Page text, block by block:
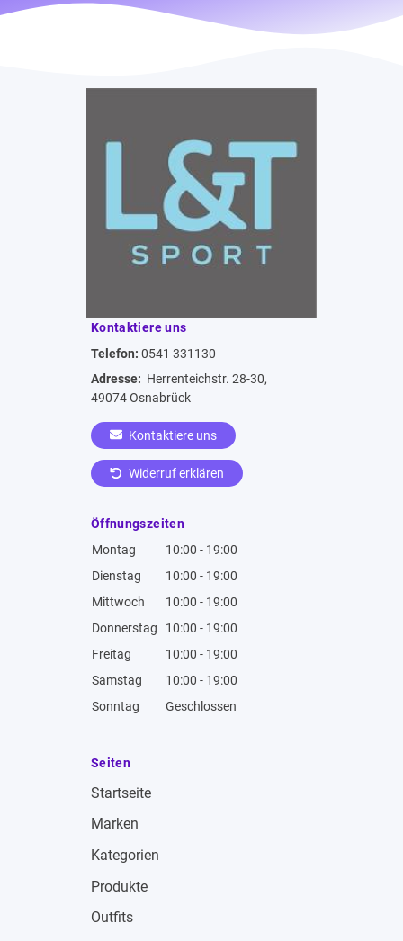
Kontaktiere uns
Telefon: 0541 331130
Adresse: Herrenteichstr. 28-30,
49074 Osnabrück
Kontaktiere uns
Widerruf erklären
Öffnungszeiten
Montag
10:00 - 19:00
Dienstag
10:00 - 19:00
Mittwoch
10:00 - 19:00
Donnerstag
10:00 - 19:00
Freitag
10:00 - 19:00
Samstag
10:00 - 19:00
Sonntag
Geschlossen
Seiten
Startseite
Marken
Kategorien
Produkte
Outfits